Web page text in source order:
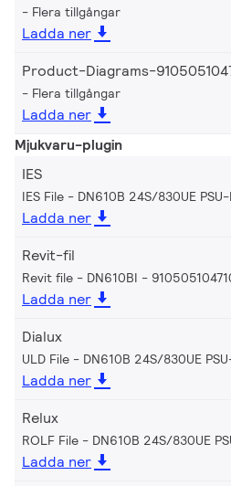
Flera tillgångar
Ladda ner
Product-Diagrams-
Flera tillgångar
Ladda ner
Mjukvaru-plugin
IES
IES File - DN610B 24S/830UE PSU-
Ladda ner
Revit-fil
Revit file - DN610BI -
Ladda ner
Dialux
ULD File - DN610B 24S/830UE
Ladda ner
Relux
ROLF File - DN610B 24S/830UE
Ladda ner